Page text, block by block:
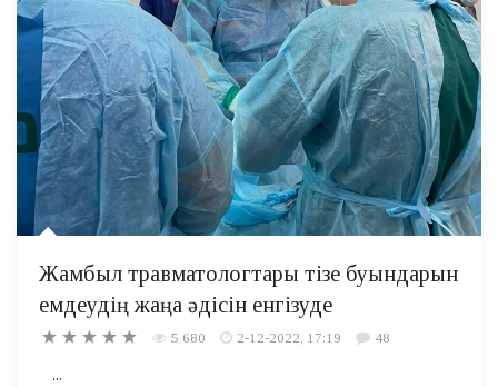
Жамбыл травматологтары тізе буындарын
емдеудің жаңа әдісін енгізуде
5 680 2-12-2022, 17:19 48
...